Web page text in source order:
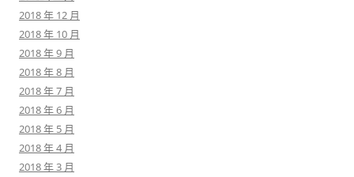
2018 年 12 月
2018 年 10 月
2018 年 9 月
2018 年 8 月
2018 年 7 月
2018 年 6 月
2018 年 5 月
2018 年 4 月
2018 年 3 月